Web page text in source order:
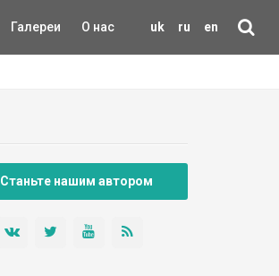
uk ru en
Галереи О нас
Станьте нашим автором